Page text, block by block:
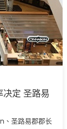
决定 圣路易
、圣路易郡郡长